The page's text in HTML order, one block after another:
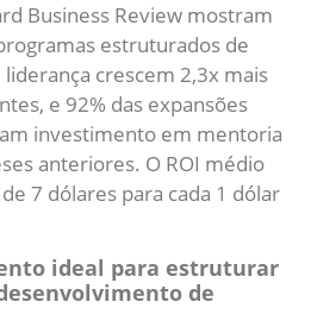
Business Review mostram
estruturados de
crescem 2,3x mais
e 92% das expansões
investimento em mentoria
anteriores. O ROI médio
7 dólares para cada 1 dólar
ideal para estruturar
de